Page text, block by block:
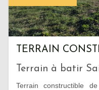
TERRAIN
Terrain à batir
Terrain constructible